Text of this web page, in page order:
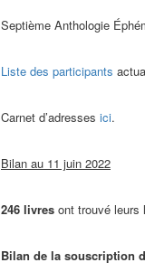
Septième Anthologie
Liste des participants
Carnet d’adresses ici.
Bilan au 11 juin 2022
246 livres ont trouvé leurs
Bilan de la souscription